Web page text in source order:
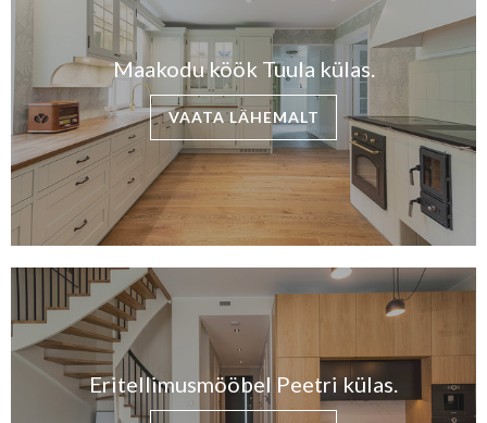
Maakodu köök Tuula külas.
VAATA LÄHEMALT
Eritellimusmööbel Peetri külas.